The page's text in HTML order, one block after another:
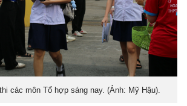
các môn Tổ hợp sáng nay. (Ảnh: Mỹ Hậu).